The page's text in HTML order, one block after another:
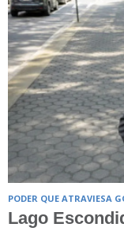
PODER QUE ATRAVIESA
Lago